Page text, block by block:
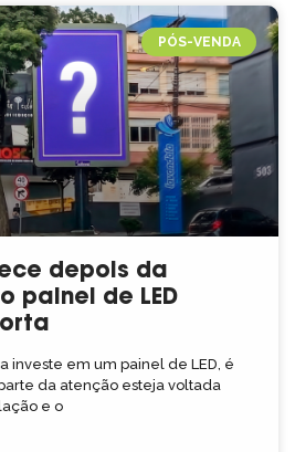
PÓS-VENDA
depois da
painel de LED
investe em um painel de LED, é
da atenção esteja voltada
e o